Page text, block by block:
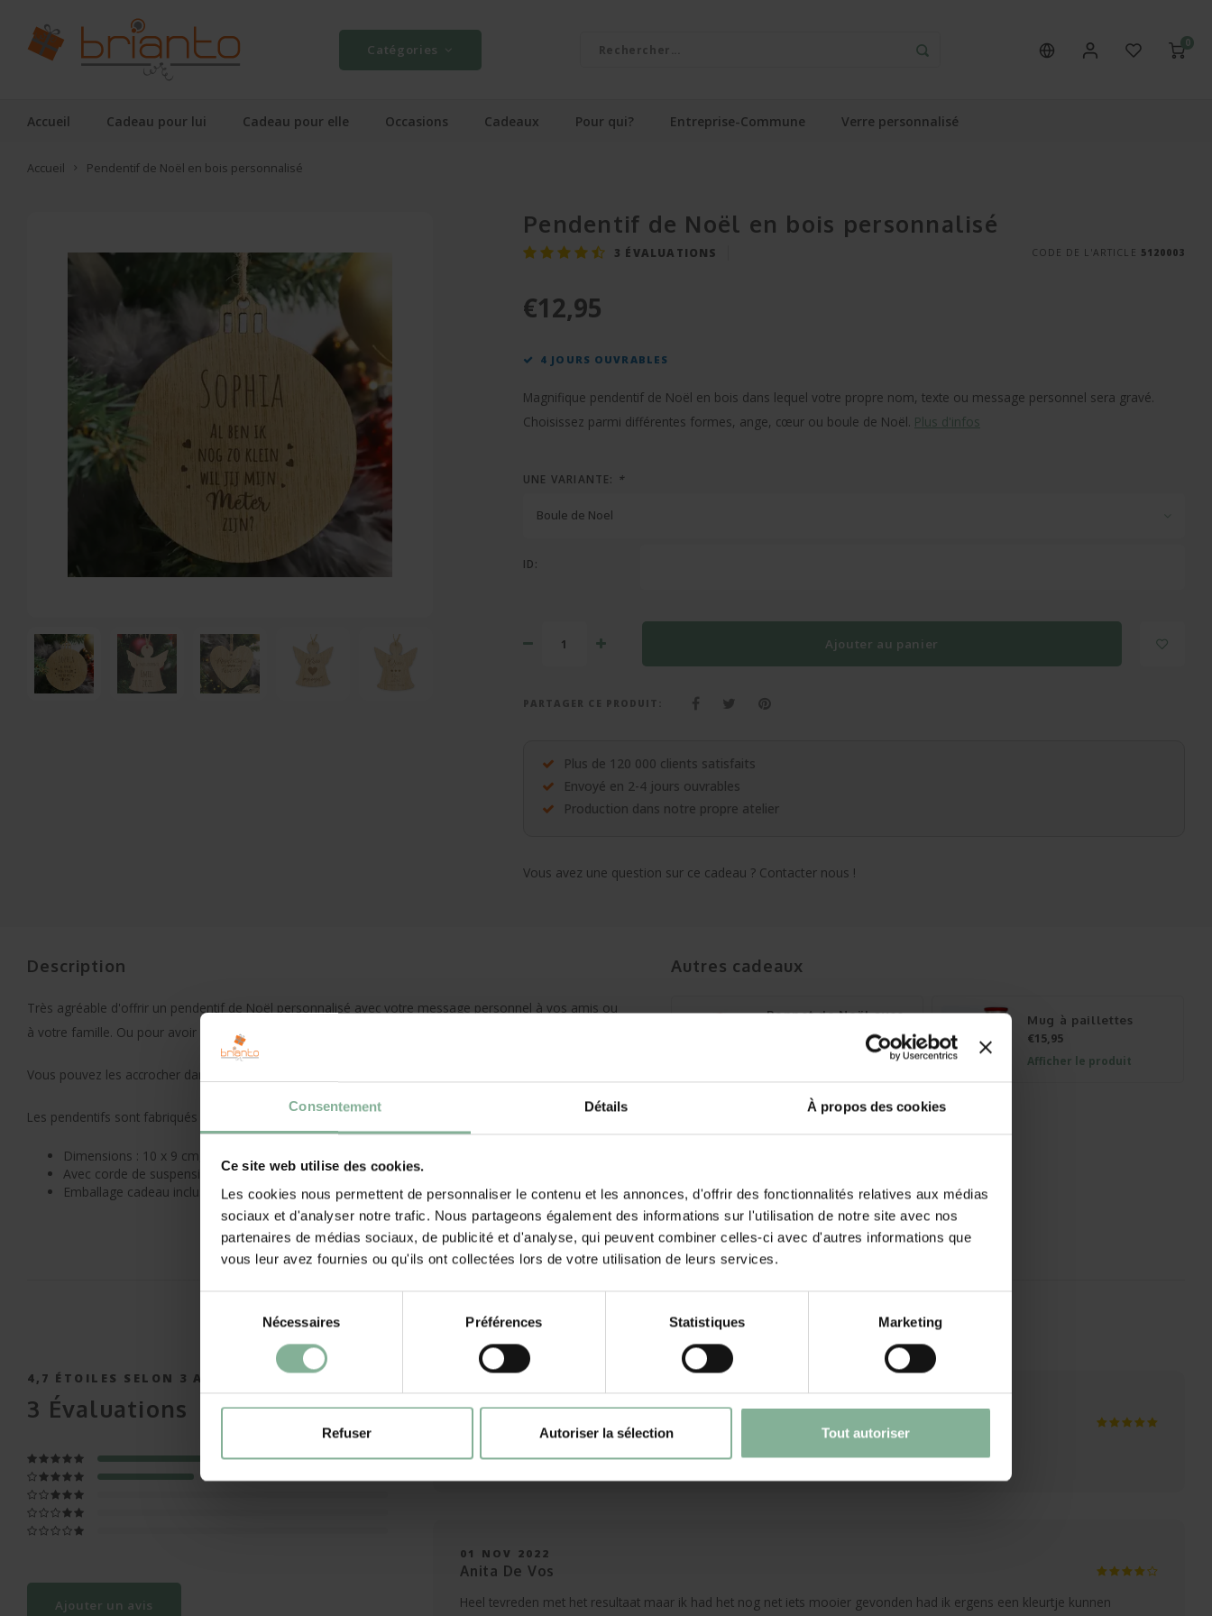
Consentement Détails À propos des cookies
Ce site web utilise des cookies.
Les cookies nous permettent de personnaliser le contenu et les annonces, d'offrir des fonctionnalités relatives aux médias
sociaux et d'analyser notre trafic. Nous partageons également des informations sur l'utilisation de notre site avec nos
partenaires de médias sociaux, de publicité et d'analyse, qui peuvent combiner celles-ci avec d'autres informations que
vous leur avez fournies ou qu'ils ont collectées lors de votre utilisation de leurs services.
consentement
Nécessaires Préférences Statistiques Marketing
Refuser Autoriser la sélection Tout autoriser
Catégories 0
Accueil Cadeau pour lui Cadeau pour elle Occasions Cadeaux Pour qui? Entreprise-Commune Verre personnalisé
Accueil Pendentif de Noël en bois personnalisé
Pendentif de Noël en bois personnalisé
3 ÉVALUATIONS CODE DE L'ARTICLE 5120003
€12,95
4 JOURS OUVRABLES
Magnifique pendentif de Noël en bois dans lequel votre propre nom, texte ou message personnel sera gravé.
Choisissez parmi différentes formes, ange, cœur ou boule de Noël. Plus d'infos
UNE VARIANTE: *
Boule de Noel
ID:
Ajouter au panier
PARTAGER CE PRODUIT:
Plus de 120 000 clients satisfaits
Envoyé en 2-4 jours ouvrables
Production dans notre propre atelier
Vous avez une question sur ce cadeau ? Contacter nous !
Description
Très agréable d'offrir un pendentif de Noël personnalisé avec votre message personnel à vos amis ou
à votre famille. Ou pour avoir une belle pièce de décoration pour vous-même, bien sûr.
Vous pouvez les accrocher dans le sapin de Noël, mais aussi dans toute la maison.
Les pendentifs sont fabriqués en bois FSC, produit de manière équitable.
Dimensions : 10 x 9 cm, épaisseur 4mm
Avec corde de suspension
Emballage cadeau inclus
Autres cadeaux
Bonnet de Noël avec
Mug à paillettes
€15,95
Afficher le produit
Chaussette de Noë
avec nom
4,7 ÉTOILES SELON 3 AVIS
3 Évaluations
Ajouter un avis
05 FEB 2024
Prachtig gemaakt!Voldoet volledig aan de verwachting en snelle levering!!!
01 NOV 2022
Anita De Vos
Heel tevreden met het resultaat maar ik had het nog net iets mooier gevonden had ik ergens een kleurtje kunnen